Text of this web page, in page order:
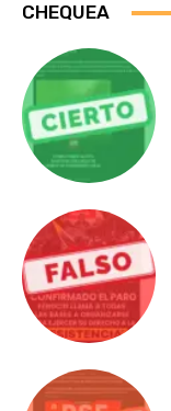
CHEQUEA